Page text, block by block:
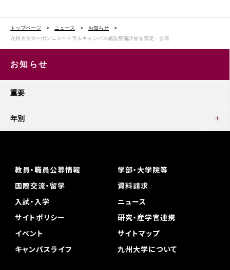
トップページ ニュース
お知らせ
九州大学カーボンニュートラルキャンパス施設整備計画を策定・公表
お知らせ
重要
年別
教員・職員公募情報
学部・大学院等
国際交流・留学
資料請求
入試・入学
ニュース
サイトポリシー
研究・産学官連携
イベント
サイトマップ
キャンパスライフ
九州大学について